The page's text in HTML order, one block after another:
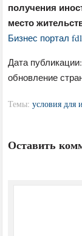
получения
место
Бизнес портал
Дата
обновление
Темы:условия для
Оставить